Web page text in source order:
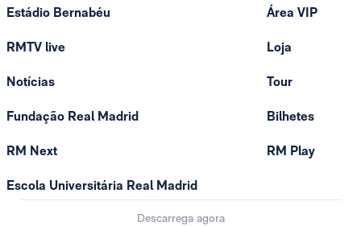
Estádio Bernabéu
RMTV live
Notícias
Fundação Real Madrid
RM Next
Escola Universitária Real Madrid
Área VIP
Loja
Tour
Bilhetes
RM Play
Descarrega agora